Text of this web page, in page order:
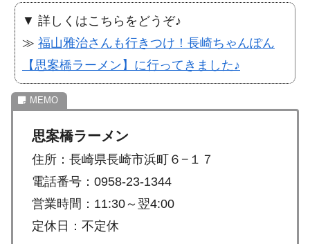
▼ 詳しくはこちらをどうぞ♪
≫ 福山雅治さんも行きつけ！長崎ちゃんぽん
【思案橋ラーメン】に行ってきました♪
思案橋ラーメン
住所：長崎県長崎市浜町６−１７
電話番号：0958-23-1344
営業時間：11:30～翌4:00
定休日：不定休